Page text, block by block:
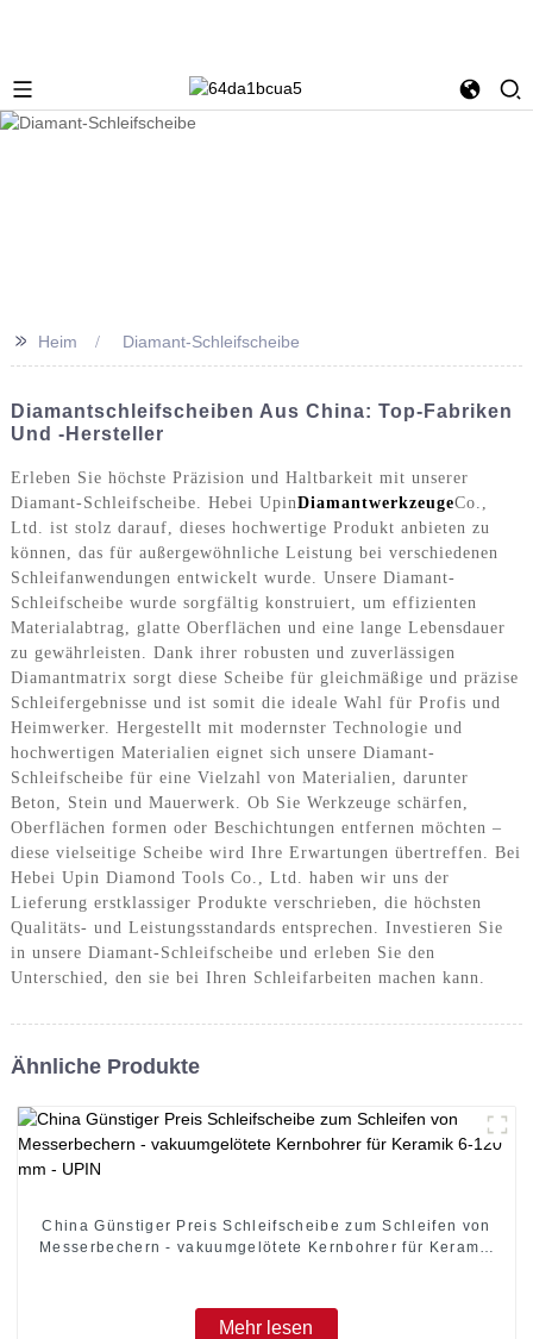
>> Heim Diamant-Schleifscheibe
Diamantschleifscheiben Aus China: Top-Fabriken
Und -Hersteller
Erleben Sie höchste Präzision und Haltbarkeit mit unserer
Diamant-Schleifscheibe. Hebei UpinDiamantwerkzeugeCo.,
Ltd. ist stolz darauf, dieses hochwertige Produkt anbieten zu
können, das für außergewöhnliche Leistung bei verschiedenen
Schleifanwendungen entwickelt wurde. Unsere Diamant-
Schleifscheibe wurde sorgfältig konstruiert, um effizienten
Materialabtrag, glatte Oberflächen und eine lange Lebensdauer
zu gewährleisten. Dank ihrer robusten und zuverlässigen
Diamantmatrix sorgt diese Scheibe für gleichmäßige und präzise
Schleifergebnisse und ist somit die ideale Wahl für Profis und
Heimwerker. Hergestellt mit modernster Technologie und
hochwertigen Materialien eignet sich unsere Diamant-
Schleifscheibe für eine Vielzahl von Materialien, darunter
Beton, Stein und Mauerwerk. Ob Sie Werkzeuge schärfen,
Oberflächen formen oder Beschichtungen entfernen möchten –
diese vielseitige Scheibe wird Ihre Erwartungen übertreffen. Bei
Hebei Upin Diamond Tools Co., Ltd. haben wir uns der
Lieferung erstklassiger Produkte verschrieben, die höchsten
Qualitäts- und Leistungsstandards entsprechen. Investieren Sie
in unsere Diamant-Schleifscheibe und erleben Sie den
Unterschied, den sie bei Ihren Schleifarbeiten machen kann.
Ähnliche Produkte
China Günstiger Preis Schleifscheibe zum Schleifen von
Messerbechern - vakuumgelötete Kernbohrer für Keramik
Mehr lesen